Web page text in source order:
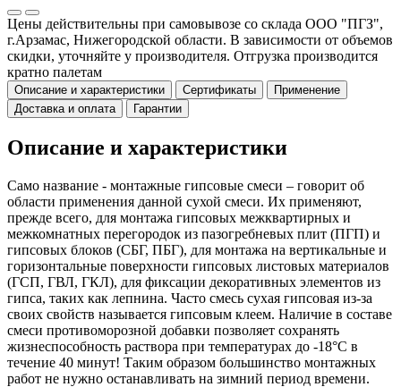
Цены действительны при самовывозе со склада ООО "ПГЗ",
г.Арзамас, Нижегородской области. В зависимости от объемов
скидки, уточняйте у производителя. Отгрузка производится
кратно палетам
Описание и характеристики Сертификаты
Применение
Доставка и оплата
Гарантии
Описание и характеристики
Само название - монтажные гипсовые смеси – говорит об
области применения данной сухой смеси. Их применяют,
прежде всего, для монтажа гипсовых межквартирных и
межкомнатных перегородок из пазогребневых плит (ПГП) и
гипсовых блоков (СБГ, ПБГ), для монтажа на вертикальные и
горизонтальные поверхности гипсовых листовых материалов
(ГСП, ГВЛ, ГКЛ), для фиксации декоративных элементов из
гипса, таких как лепнина. Часто смесь сухая гипсовая из-за
своих свойств называется гипсовым клеем. Наличие в составе
смеси противоморозной добавки позволяет сохранять
жизнеспособность раствора при температурах до -18°C в
течение 40 минут! Таким образом большинство монтажных
работ не нужно останавливать на зимний период времени.